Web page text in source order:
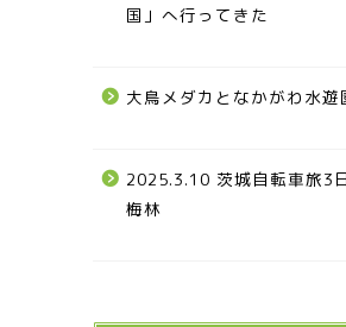
国」へ行ってきた
大鳥メダカとなかがわ水遊
2025.3.10 茨城自転車旅3
梅林